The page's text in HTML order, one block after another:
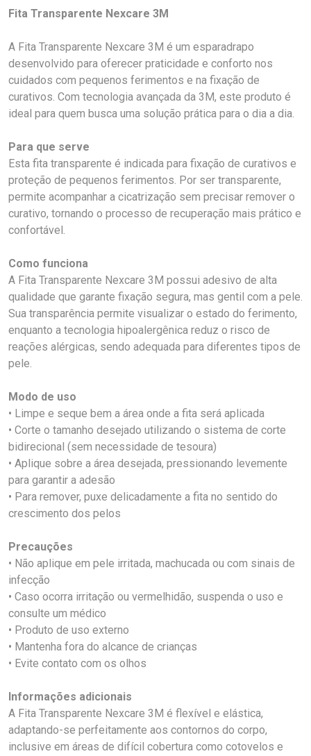
Fita Transparente Nexcare 3M
A Fita Transparente Nexcare 3M é um esparadrapo
desenvolvido para oferecer praticidade e conforto nos
cuidados com pequenos ferimentos e na fixação de
curativos. Com tecnologia avançada da 3M, este produto é
ideal para quem busca uma solução prática para o dia a dia.
Para que serve
Esta fita transparente é indicada para fixação de curativos e
proteção de pequenos ferimentos. Por ser transparente,
permite acompanhar a cicatrização sem precisar remover o
curativo, tornando o processo de recuperação mais prático e
confortável.
Como funciona
A Fita Transparente Nexcare 3M possui adesivo de alta
qualidade que garante fixação segura, mas gentil com a pele.
Sua transparência permite visualizar o estado do ferimento,
enquanto a tecnologia hipoalergênica reduz o risco de
reações alérgicas, sendo adequada para diferentes tipos de
pele.
Modo de uso
• Limpe e seque bem a área onde a fita será aplicada
• Corte o tamanho desejado utilizando o sistema de corte
bidirecional (sem necessidade de tesoura)
• Aplique sobre a área desejada, pressionando levemente
para garantir a adesão
• Para remover, puxe delicadamente a fita no sentido do
crescimento dos pelos
Precauções
• Não aplique em pele irritada, machucada ou com sinais de
infecção
• Caso ocorra irritação ou vermelhidão, suspenda o uso e
consulte um médico
• Produto de uso externo
• Mantenha fora do alcance de crianças
• Evite contato com os olhos
Informações adicionais
A Fita Transparente Nexcare 3M é flexível e elástica,
adaptando-se perfeitamente aos contornos do corpo,
inclusive em áreas de difícil cobertura como cotovelos e